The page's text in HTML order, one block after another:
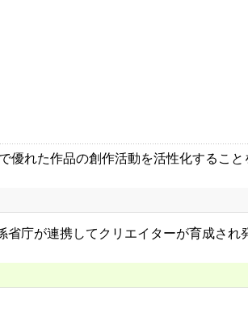
れた作品の創作活動を活性化すること
庁が連携してクリエイターが育成され